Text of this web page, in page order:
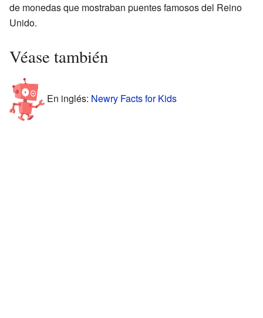
de monedas que mostraban puentes famosos del Reino
Unido.
Véase también
En inglés: Newry Facts for Kids